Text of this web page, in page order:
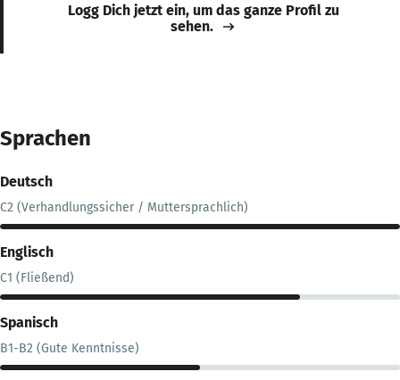
Logg Dich jetzt ein, um das ganze Profil zu
sehen.
Sprachen
Deutsch
C2 (Verhandlungssicher / Muttersprachlich)
Englisch
C1 (Fließend)
Spanisch
B1-B2 (Gute Kenntnisse)